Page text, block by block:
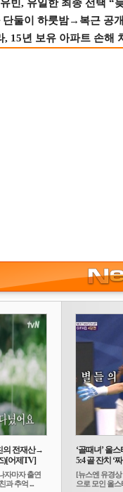
빈, 유일한 최종 선택 “
둘이 하룻밤→복근 공
15년 보유 아파트 손해
의 전재산→
)[어제TV]
자마자 출연
과 추억 ...
‘골때녀’ 올
5:4 골 잔치 ‘
[뉴스엔 유경
으로 모인 올